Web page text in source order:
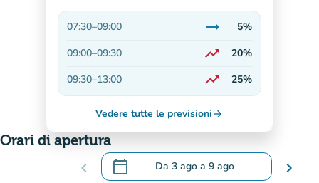
07:30–09:00 trending_flat
5%
09:00–09:30 trending_up
20%
09:30–13:00 trending_up
In aumento
25%
Vedere tutte le previsioniarrow_forward
Orari di apertura
chevron_left calendar_today Da 3 ago a 9 ago
.Aprire il calendario per modificare le
chevron_right